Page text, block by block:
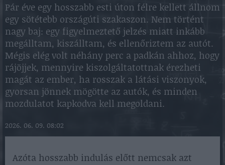
Pár éve egy hosszabb esti úton félre kellett állnom
egy sötétebb országúti szakaszon. Nem történt
nagy baj: egy figyelmeztető jelzés miatt inkább
megálltam, kiszálltam, és ellenőriztem az autót.
Mégis elég volt néhány perc a padkán ahhoz, hogy
rájöjjek, mennyire kiszolgáltatottnak érezheti
magát az ember, ha rosszak a látási viszonyok,
gyorsan jönnek mögötte az autók, és minden
mozdulatot kapkodva kell megoldani.
2026. 06. 09. 08:02
Azóta hosszabb indulás előtt nemcsak azt